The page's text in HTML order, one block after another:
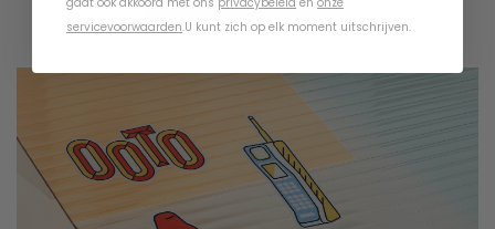
servicevoorwaarden.U kunt zich op elk moment uitschrijven.